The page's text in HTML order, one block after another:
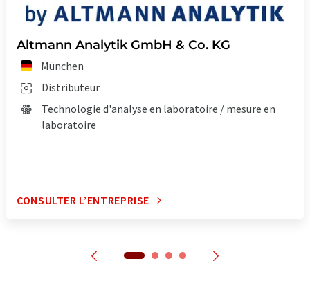
Altmann Analytik GmbH & Co. KG
München
Distributeur
Technologie d'analyse en laboratoire / mesure en
laboratoire
CONSULTER L’ENTREPRISE